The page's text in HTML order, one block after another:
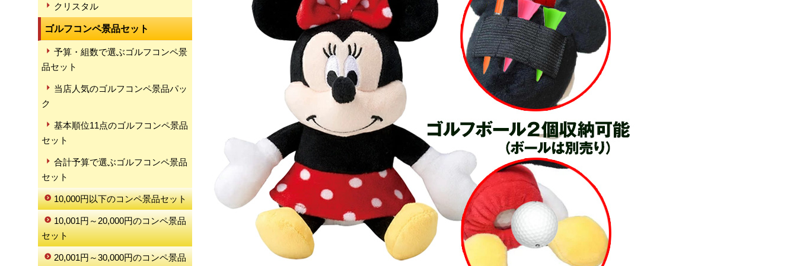
クリスタル
ゴルフコンペ景品セット
予算・組数で選ぶゴルフコンペ景
品セット
当店人気のゴルフコンペ景品パッ
ク
基本順位11点のゴルフコンペ景品
セット
合計予算で選ぶゴルフコンペ景品
セット
10,000円以下のコンペ景品セット
10,001円～20,000円のコンペ景品
セット
20,001円～30,000円のコンペ景品